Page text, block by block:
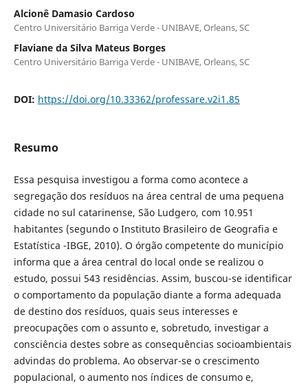
Alcionê Damasio Cardoso
Centro Universitário Barriga Verde - UNIBAVE, Orleans, SC
Flaviane da Silva Mateus Borges
Centro Universitário Barriga Verde - UNIBAVE, Orleans, SC
DOI: https://doi.org/10.33362/professare.v2i1.85
Resumo
Essa pesquisa investigou a forma como acontece a
segregação dos resíduos na área central de uma pequena
cidade no sul catarinense, São Ludgero, com 10.951
habitantes (segundo o Instituto Brasileiro de Geografia e
Estatística -IBGE, 2010). O órgão competente do município
informa que a área central do local onde se realizou o
estudo, possui 543 residências. Assim, buscou-se identificar
o comportamento da população diante a forma adequada
de destino dos resíduos, quais seus interesses e
preocupações com o assunto e, sobretudo, investigar a
consciência destes sobre as consequências socioambientais
advindas do problema. Ao observar-se o crescimento
populacional, o aumento nos índices de consumo e,